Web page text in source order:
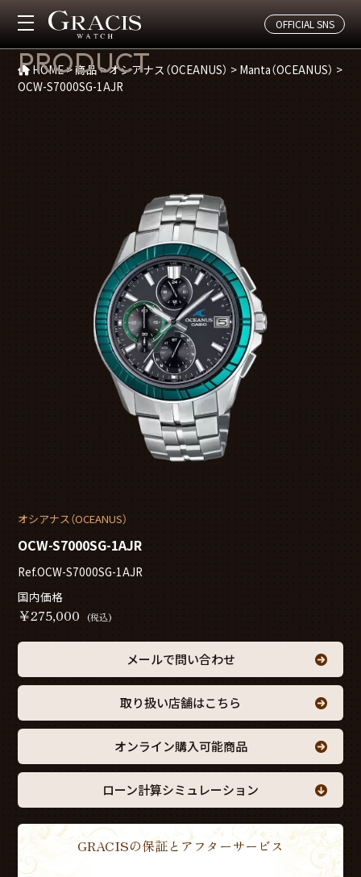
OFFICIAL SNS
商品紹介
PRODUCT
HOME>商品>オシアナス（OCEANUS） > Manta（OCEANUS） >
OCW-S7000SG-1AJR
オシアナス（OCEANUS）
OCW-S7000SG-1AJR
Ref.OCW-S7000SG-1AJR
国内価格
￥275,000 (税込)
メールで問い合わせ
取り扱い店舗はこちら
オンライン購入可能商品
ローン計算シミュレーション
GRACISの保証とアフターサービス